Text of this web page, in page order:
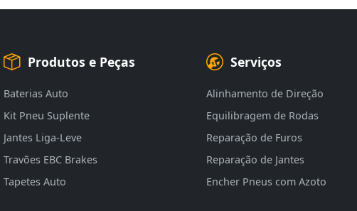
Produtos e Peças
Baterias Auto
Kit Pneu Suplente
Jantes Liga-Leve
Travões EBC Brakes
Tapetes Auto
Serviços
Alinhamento de Direção
Equilibragem de Rodas
Reparação de Furos
Reparação de Jantes
Encher Pneus com Azoto